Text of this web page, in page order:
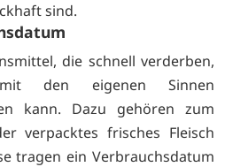
sind.
die schnell verderben,
den eigenen Sinnen
kann. Dazu gehören zum
verpacktes frisches Fleisch
tragen ein Verbrauchsdatum